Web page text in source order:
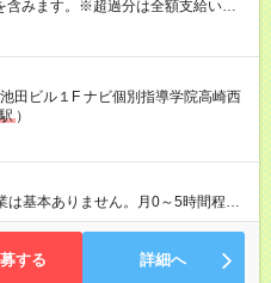
みます。※超過分は全額支給いたし
円 ～ 40,500円／月 みなし残業時
で30万円（月収50万円以上）、1年
）を支給されているスタッフもいま
けお給料に還元される仕組みが整
年収429万円/月給：31万円+賞与
万円/月給：39万円+賞与（入社6
員） 給与：月給 286,000
安心保証≫ 入社後2ヶ月間は成果を
30万円】（地域により変動）を保
田ビル１F ナビ個別指導学院高崎西
）
ゆっくり過ごせて、通勤ラッシュと
地へ出発 20:30 当日の報告、相談
する 詳細へ